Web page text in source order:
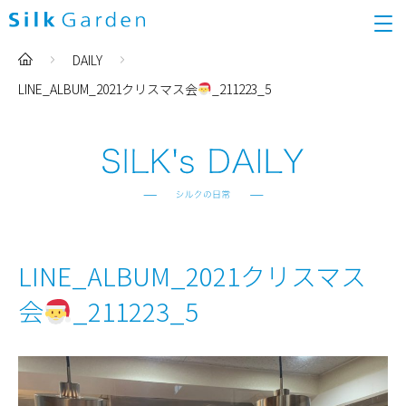
DAILY
LINE_ALBUM_2021クリスマス会
_211223_5
LINE_ALBUM_2021クリスマス
会
_211223_5